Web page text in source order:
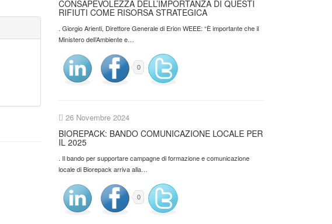
CONSAPEVOLEZZA DELL’IMPORTANZA DI QUESTI
RIFIUTI COME RISORSA STRATEGICA
. Giorgio Arienti, Direttore Generale di Erion WEEE: “È importante che il
Ministero dell’Ambiente e…
0
26 Novembre 2024
BIOREPACK: BANDO COMUNICAZIONE LOCALE PER
IL 2025
. Il bando per supportare campagne di formazione e comunicazione
locale di Biorepack arriva alla…
0